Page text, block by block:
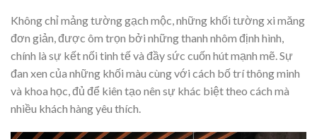
Không chỉ mảng tường gạch mộc, những khối tường xi măng
đơn giản, được ôm trọn bởi những thanh nhôm định hình,
chính là sự kết nối tinh tế và đầy sức cuốn hút mạnh mẽ. Sự
đan xen của những khối màu cùng với cách bố trí thông minh
và khoa học, đủ để kiên tạo nên sự khác biệt theo cách mà
nhiều khách hàng yêu thích.